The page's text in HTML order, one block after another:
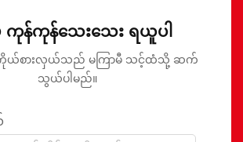
န်ကုန်သေးသေး ရယူပါ
ယ်စားလှယ်သည် မကြာမီ သင့်ထံသို့ ဆက်
သွယ်ပါမည်။